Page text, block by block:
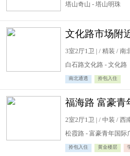
塔山奇山 - 塔山明珠
3室2厅1卫 | / 精装 / 南
白石路文化路 - 文化路
南北通透 拎包入住
2室2厅1卫 | / 中装 / 西
松霞路 - 富豪青年国际
拎包入住 黄金楼层